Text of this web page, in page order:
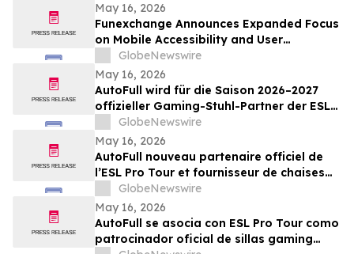
May 16, 2026
Funexchange Announces Expanded Focus
on Mobile Accessibility and User
Experience for Indian Users
GlobeNewswire
May 16, 2026
AutoFull wird für die Saison 2026–2027
offizieller Gaming-Stuhl-Partner der ESL
Pro Tour
GlobeNewswire
May 16, 2026
AutoFull nouveau partenaire officiel de
l’ESL Pro Tour et fournisseur de chaises
gaming référencé pour 2026-2027
GlobeNewswire
May 16, 2026
AutoFull se asocia con ESL Pro Tour como
patrocinador oficial de sillas gaming